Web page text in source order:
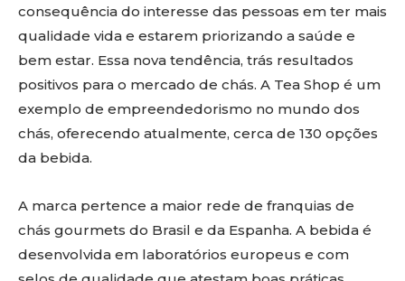
consequência do interesse das pessoas em ter mais
qualidade vida e estarem priorizando a saúde e
bem estar. Essa nova tendência, trás resultados
positivos para o mercado de chás. A Tea Shop é um
exemplo de empreendedorismo no mundo dos
chás, oferecendo atualmente, cerca de 130 opções
da bebida.
A marca pertence a maior rede de franquias de
chás gourmets do Brasil e da Espanha. A bebida é
desenvolvida em laboratórios europeus e com